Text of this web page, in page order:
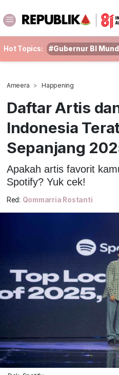
Hot Topics: #Gubernur BI
Ameera Happening
Daftar Artis
Indonesia
Sepanjang
Apakah artis favorit
Spotify? Yuk cek!
Red: Qommarria Rostanti